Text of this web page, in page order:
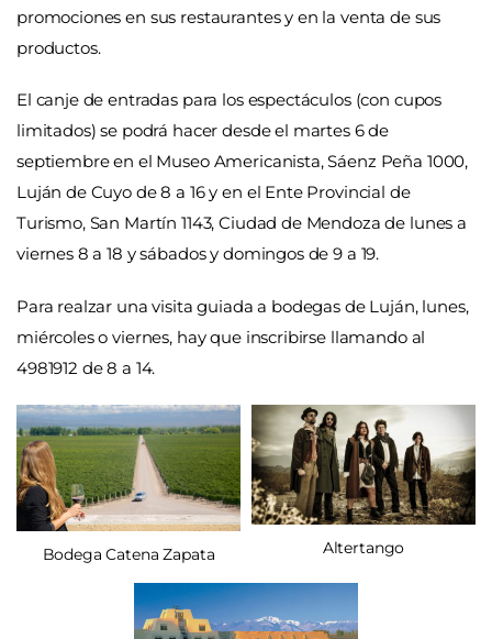
promociones en sus restaurantes y en la venta de sus
productos.
El canje de entradas para los espectáculos (con cupos
limitados) se podrá hacer desde el martes 6 de
septiembre en el Museo Americanista, Sáenz Peña 1000,
Luján de Cuyo de 8 a 16 y en el Ente Provincial de
Turismo, San Martín 1143, Ciudad de Mendoza de lunes a
viernes 8 a 18 y sábados y domingos de 9 a 19.
Para realzar una visita guiada a bodegas de Luján, lunes,
miércoles o viernes, hay que inscribirse llamando al
4981912 de 8 a 14.
Bodega Catena Zapata Altertango